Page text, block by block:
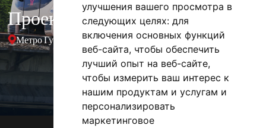
улучшения вашего просмотра в
следующих целях: для
включения основных функций
веб-сайта, чтобы обеспечить
лучший опыт на веб-сайте,
чтобы измерить ваш интерес к
нашим продуктам и услугам и
персонализировать
маркетинговое
Проект
Метро Гуанчжоу
01 / 03